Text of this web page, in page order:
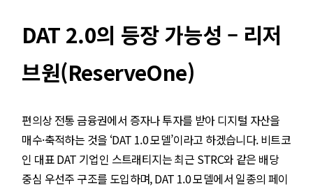
DAT 2.0의 등장 가능성 – 리저
브원(ReserveOne)
편의상 전통 금융권에서 증자나 투자를 받아 디지털 자산을
매수·축적하는 것을 ‘DAT 1.0 모델’이라고 하겠습니다. 비트코
인 대표 DAT 기업인 스트래티지는 최근 STRC와 같은 배당
중심 우선주 구조를 도입하며, DAT 1.0 모델에서 일종의 페이